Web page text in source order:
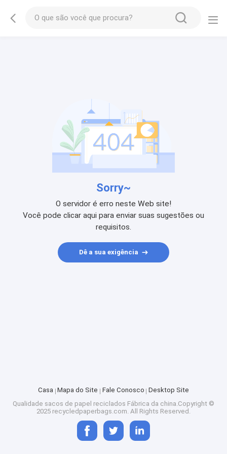
Sorry~
O servidor é erro neste Web site!
Você pode clicar aqui para enviar suas sugestões ou
requisitos.
Dê a sua exigência
Casa Mapa do Site Fale Conosco Desktop Site
Qualidade sacos de papel reciclados Fábrica da china.Copyright ©
2025 recycledpaperbags.com. All Rights Reserved.